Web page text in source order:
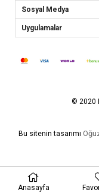
Sosyal Medya
Uygulamalar
© 2020
Bu sitenin tasarımı
Anasayfa